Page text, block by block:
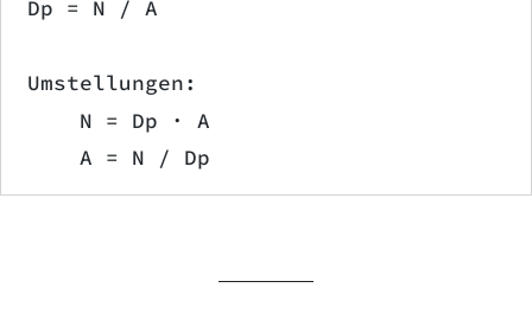
Dp = N / A
Umstellungen:
    N = Dp · A
    A = N / Dp